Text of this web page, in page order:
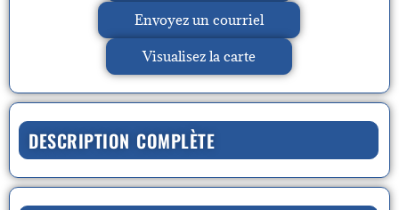
Envoyez un courriel
Visualisez la carte
DESCRIPTION COMPLÈTE